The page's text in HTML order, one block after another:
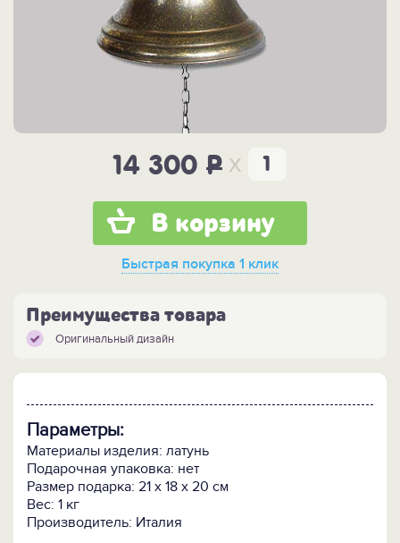
14 300 P x
В корзину
Быстрая покупка 1 клик
Преимущества товара
Оригинальный дизайн
Параметры:
Материалы изделия: латунь
Подарочная упаковка: нет
Размер подарка: 21 х 18 х 20 см
Вес: 1 кг
Производитель: Италия